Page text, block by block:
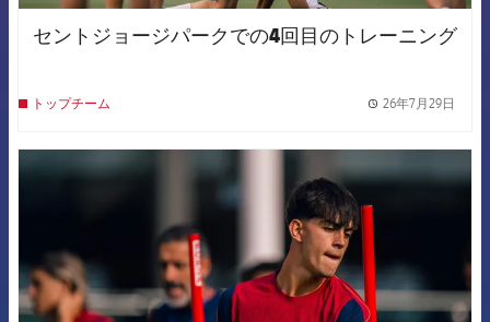
セントジョージパークでの4回目のトレーニング
トップチーム 26年7月29日